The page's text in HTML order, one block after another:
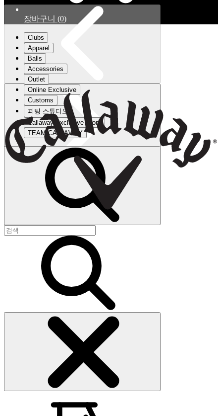
장바구니 (0)
Clubs
Apparel
Balls
Accessories
Outlet
Online Exclusive
Customs
피팅 스튜디오
Callaway Exclusive Store
TEAM CALLAWAY